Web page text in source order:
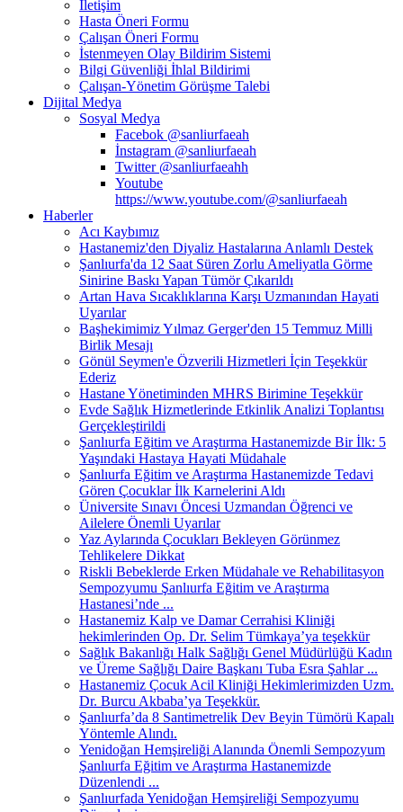
İletişim
Hasta Öneri Formu
Çalışan Öneri Formu
İstenmeyen Olay Bildirim Sistemi
Bilgi Güvenliği İhlal Bildirimi
Çalışan-Yönetim Görüşme Talebi
Dijital Medya
Sosyal Medya
Facebok @sanliurfaeah
İnstagram @sanliurfaeah
Twitter @sanliurfaeahh
Youtube
https://www.youtube.com/@sanliurfaeah
Haberler
Acı Kaybımız
Hastanemiz'den Diyaliz Hastalarına Anlamlı Destek
Şanlıurfa'da 12 Saat Süren Zorlu Ameliyatla Görme
Sinirine Baskı Yapan Tümör Çıkarıldı
Artan Hava Sıcaklıklarına Karşı Uzmanından Hayati
Uyarılar
Başhekimimiz Yılmaz Gerger'den 15 Temmuz Milli
Birlik Mesajı
Gönül Seymen'e Özverili Hizmetleri İçin Teşekkür
Ederiz
Hastane Yönetiminden MHRS Birimine Teşekkür
Evde Sağlık Hizmetlerinde Etkinlik Analizi Toplantısı
Gerçekleştirildi
Şanlıurfa Eğitim ve Araştırma Hastanemizde Bir İlk: 5
Yaşındaki Hastaya Hayati Müdahale
Şanlıurfa Eğitim ve Araştırma Hastanemizde Tedavi
Gören Çocuklar İlk Karnelerini Aldı
Üniversite Sınavı Öncesi Uzmandan Öğrenci ve
Ailelere Önemli Uyarılar
Yaz Aylarında Çocukları Bekleyen Görünmez
Tehlikelere Dikkat
Riskli Bebeklerde Erken Müdahale ve Rehabilitasyon
Sempozyumu Şanlıurfa Eğitim ve Araştırma
Hastanesi’nde ...
Hastanemiz Kalp ve Damar Cerrahisi Kliniği
hekimlerinden Op. Dr. Selim Tümkaya’ya teşekkür
Sağlık Bakanlığı Halk Sağlığı Genel Müdürlüğü Kadın
ve Üreme Sağlığı Daire Başkanı Tuba Esra Şahlar ...
Hastanemiz Çocuk Acil Kliniği Hekimlerimizden Uzm.
Dr. Burcu Akbaba’ya Teşekkür.
Şanlıurfa’da 8 Santimetrelik Dev Beyin Tümörü Kapalı
Yöntemle Alındı.
Yenidoğan Hemşireliği Alanında Önemli Sempozyum
Şanlıurfa Eğitim ve Araştırma Hastanemizde
Düzenlendi ...
Şanlıurfada Yenidoğan Hemşireliği Sempozyumu